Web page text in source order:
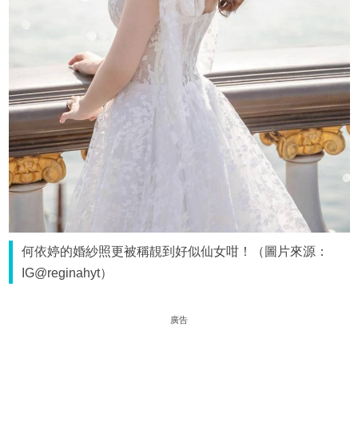
何依婷的婚紗照更被稱靚到好似仙女咁！（圖片來源：
IG@reginahyt）
廣告